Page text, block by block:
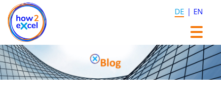
DE EN
Zum
Inhalt
springen
Zum
Inhalt
springen